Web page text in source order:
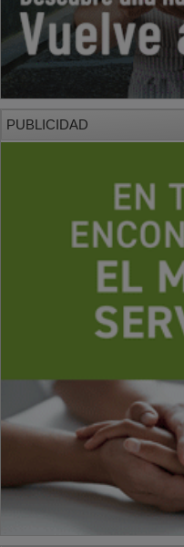
PUBLICIDAD